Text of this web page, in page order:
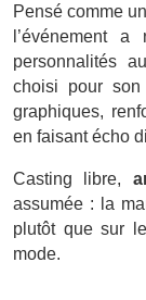
Pensé comme
l’événement
personnalités
choisi pour son
graphiques,
en faisant écho
Casting libre,
assumée : la
plutôt que sur
mode.